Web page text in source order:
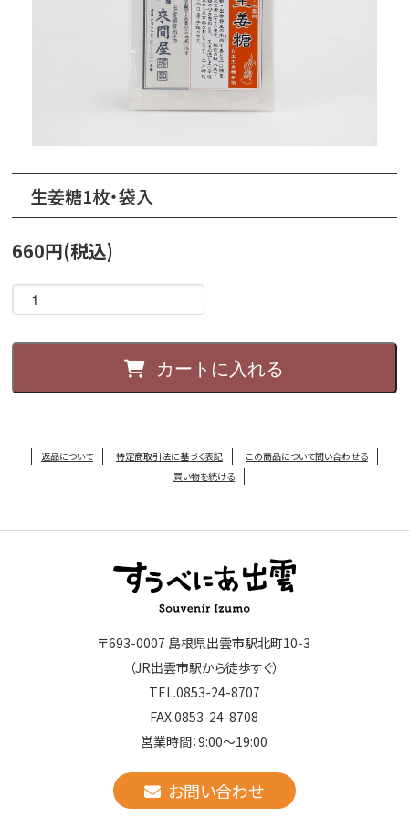
生姜糖1枚・袋入
660円(税込)
カートに入れる
返品について 特定商取引法に基づく表記
この商品について問い合わせる
買い物を続ける
〒693-0007 島根県出雲市駅北町10-3
（JR出雲市駅から徒歩すぐ）
TEL.0853-24-8707
FAX.0853-24-8708
営業時間：9:00～19:00
お問い合わせ